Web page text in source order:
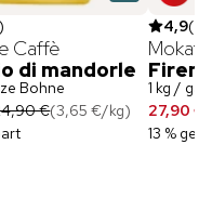
)
Caffè
di mandorle
Bohne
€(3,65 €/kg)
4,9(
1 kg /
27,90 €
13 %